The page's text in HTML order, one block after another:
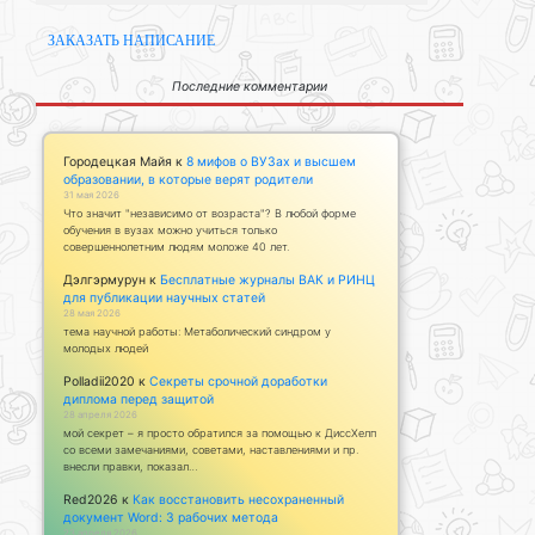
ЗАКАЗАТЬ НАПИСАНИЕ
Последние комментарии
Городецкая Майя к 8 мифов о ВУЗах и высшем
образовании, в которые верят родители
31 мая 2026
Что значит "независимо от возраста"? В любой форме
обучения в вузах можно учиться только
совершеннолетним людям моложе 40 лет.
Дэлгэрмурун к Бесплатные журналы ВАК и РИНЦ
для публикации научных статей
28 мая 2026
тема научной работы: Метаболический синдром у
молодых людей
Polladii2020 к Секреты срочной доработки
диплома перед защитой
28 апреля 2026
мой секрет – я просто обратился за помощью к ДиссХелп
со всеми замечаниями, советами, наставлениями и пр.
внесли правки, показал…
Red2026 к Как восстановить несохраненный
документ Word: 3 рабочих метода